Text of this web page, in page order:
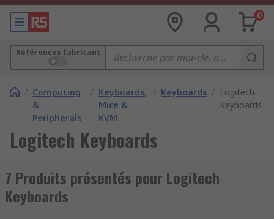
0
Références fabricant
/ Computing
&
Peripherals
/ Keyboards,
Mice &
KVM
/ Keyboards / Logitech
Keyboards
Logitech Keyboards
7 Produits présentés pour Logitech
Keyboards